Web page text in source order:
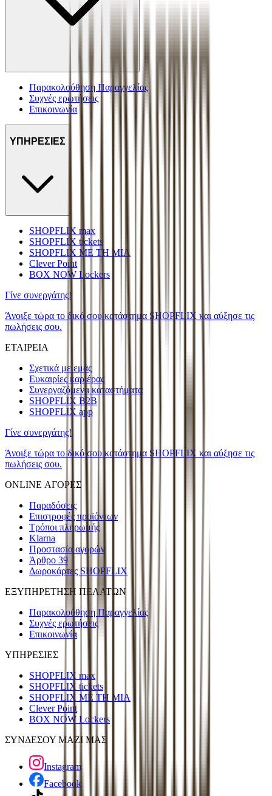
Παρακολούθηση Παραγγελίας
Συχνές ερωτήσεις
Επικοινωνία
ΥΠΗΡΕΣΙΕΣ
SHOPFLIX max
SHOPFLIX tickets
SHOPFLIX ΜΕ ΤΗ ΜΙΑ
Clever Point
BOX NOW Lockers
Γίνε συνεργάτης!
Άνοιξε τώρα το δικό σου κατάστημα SHOPFLIX και αύξησε τις
πωλήσεις σου.
ΕΤΑΙΡΕΙΑ
Σχετικά με εμάς
Ευκαιρίες καριέρας
Συνεργαζόμενα καταστήματα
SHOPFLIX B2B
SHOPFLIX app
Γίνε συνεργάτης!
Άνοιξε τώρα το δικό σου κατάστημα SHOPFLIX και αύξησε τις
πωλήσεις σου.
ONLINE ΑΓΟΡΕΣ
Παραδόσεις
Επιστροφές προϊόντων
Τρόποι πληρωμής
Klarna
Προστασία αγορών
Άρθρο 39
Δωροκάρτες SHOPFLIX
ΕΞΥΠΗΡΕΤΗΣΗ ΠΕΛΑΤΩΝ
Παρακολούθηση Παραγγελίας
Συχνές ερωτήσεις
Επικοινωνία
ΥΠΗΡΕΣΙΕΣ
SHOPFLIX max
SHOPFLIX tickets
SHOPFLIX ΜΕ ΤΗ ΜΙΑ
Clever Point
BOX NOW Lockers
ΣΥΝΔΕΣΟΥ ΜΑΖΙ ΜΑΣ
Instagram
Facebook